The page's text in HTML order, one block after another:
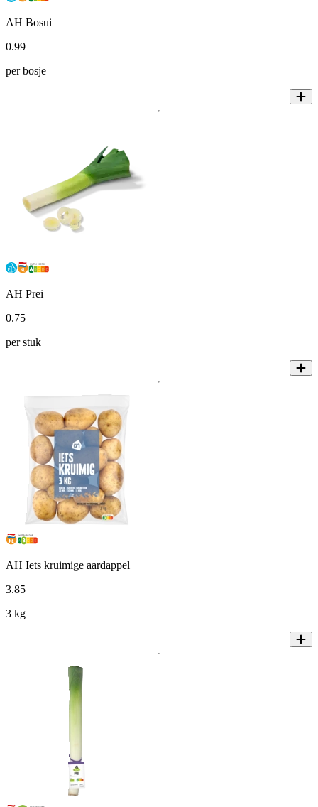
AH Bosui
0.99
per bosje
AH Prei
0.75
per stuk
AH Iets kruimige aardappel
3.85
3 kg